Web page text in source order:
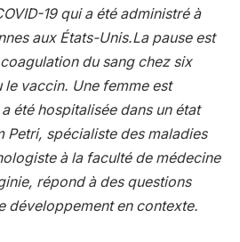
19 qui a été administré à
aux États-Unis.La pause est
du sang chez six
le vaccin. Une femme est
été hospitalisée dans un état
Petri, spécialiste des maladies
à la faculté de médecine
répond à des questions
développement en contexte.